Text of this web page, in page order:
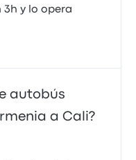
3h y lo opera
autobús
a Cali?